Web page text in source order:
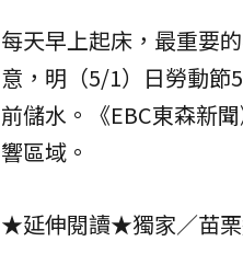
每天早上起床，最重要
意，明（5/1）日勞動節
前儲水 。《EBC東森新
響區域 。
★延伸閱讀★獨家／苗